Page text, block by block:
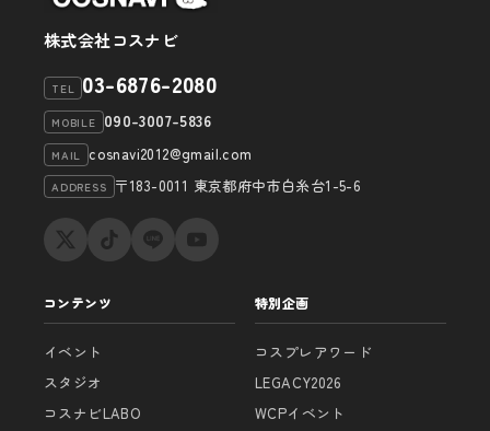
株式会社コスナビ
TEL 03-6876-2080
MOBILE 090-3007-5836
MAIL cosnavi2012@gmail.com
ADDRESS 〒183-0011 東京都府中市白糸台1-5-6
コンテンツ
イベント
スタジオ
コスナビLABO
特別企画
コスプレアワード
LEGACY2026
WCPイベント